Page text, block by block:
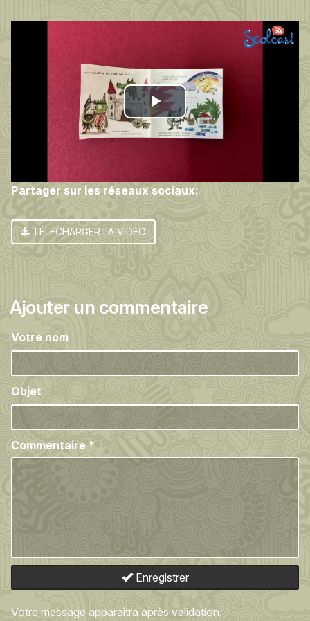
Play
Video
Partager sur les réseaux sociaux:
TÉLÉCHARGER LA VIDÉO
Ajouter un commentaire
Votre nom
Objet
Commentaire *
Enregistrer
Votre message apparaîtra après validation.